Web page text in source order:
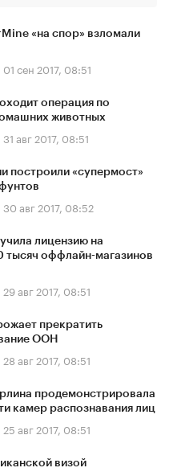
«на спор» взломали
01 сен 2017, 08:51
операция по
животных
31 авг 2017, 08:51
построили «супермост»
30 авг 2017, 08:52
лицензию на
тысяч оффлайн-магазинов
29 авг 2017, 08:51
прекратить
ООН
28 авг 2017, 08:51
продемонстрировала
камер распознавания лиц
25 авг 2017, 08:51
визой